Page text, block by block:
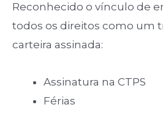
Reconhecido o vínculo de
todos os direitos como um
carteira assinada:
Assinatura na CTPS
Férias